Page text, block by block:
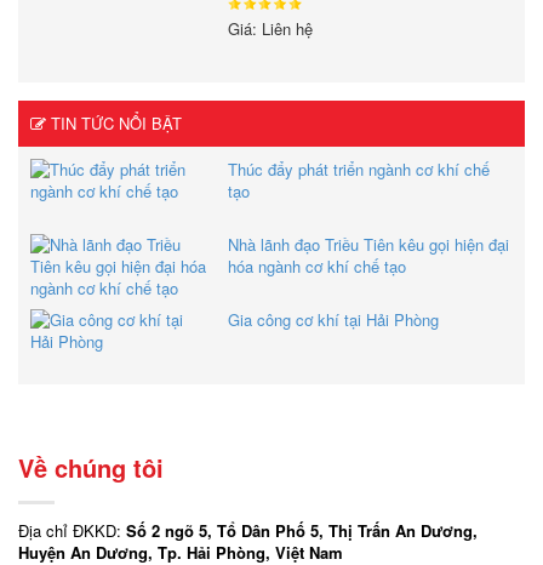
Giá: Liên hệ
TIN TỨC NỔI BẬT
Thúc đẩy phát triển ngành cơ khí chế
tạo
Nhà lãnh đạo Triều Tiên kêu gọi hiện đại
hóa ngành cơ khí chế tạo
Gia công cơ khí tại Hải Phòng
Về chúng tôi
Địa chỉ ĐKKD: Số 2 ngõ 5, Tổ Dân Phố 5, Thị Trấn An Dương,
Huyện An Dương, Tp. Hải Phòng, Việt Nam